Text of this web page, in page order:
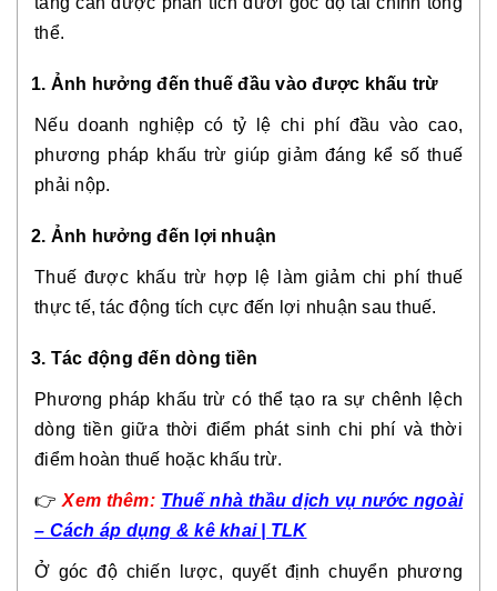
thể.
1. Ảnh hưởng đến thuế đầu vào được khấu trừ
Nếu doanh nghiệp có tỷ lệ chi phí đầu vào cao,
phương pháp khấu trừ giúp giảm đáng kể số thuế
phải nộp.
2. Ảnh hưởng đến lợi nhuận
Thuế được khấu trừ hợp lệ làm giảm chi phí thuế
thực tế, tác động tích cực đến lợi nhuận sau thuế.
3. Tác động đến dòng tiền
Phương pháp khấu trừ có thể tạo ra sự chênh lệch
dòng tiền giữa thời điểm phát sinh chi phí và thời
điểm hoàn thuế hoặc khấu trừ.
👉Xem thêm: Thuế nhà thầu dịch vụ nước ngoài
– Cách áp dụng & kê khai | TLK
Ở góc độ chiến lược, quyết định chuyển phương